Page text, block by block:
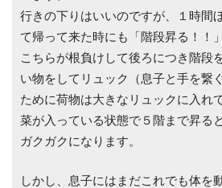
行きの下りはいいのですが、１時間
て帰って来た時にも「階段昇る！！
こちらが根負けして後ろにつき階段
い物をしてリュック（息子と手を繋
ために荷物は大きなリュックに入れ
菜が入っている状態で５階まで昇る
ガクガクになります。
しかし、息子にはまだこれでも体を